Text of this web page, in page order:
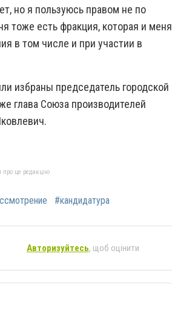
но я пользуюсь правом не по
тоже есть фракция, которая и меня
в том числе и при участии в
избраны председатель городской
глава Союза производителей
про це редакцію
#кандидатура
Авторизуйтесь, щоб оцінити